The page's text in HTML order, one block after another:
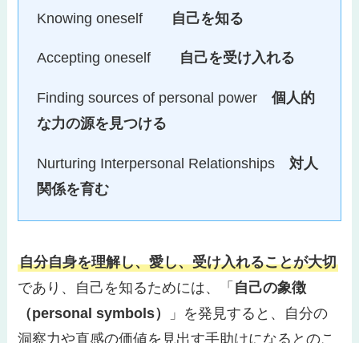
Knowing oneself 自己を知る
Accepting oneself 自己を受け入れる
Finding sources of personal power 個人的
な力の源を見つける
Nurturing Interpersonal Relationships 対人
関係を育む
自分自身を理解し、愛し、受け入れることが大切
であり、自己を知るためには、「 自己の象徴
（personal symbols）
」を発見すると、自分の
洞察力や直感の価値を見出す手助けになるとのこ